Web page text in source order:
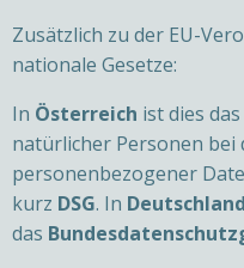
Zusätzlich zu der EU-
nationale Gesetze:
In Österreich ist dies
natürlicher Personen
personenbezogener
kurz DSG. In Deutschland
das